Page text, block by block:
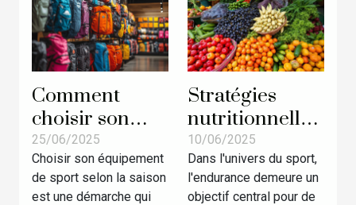
Comment
choisir son
équipement de
sport selon la
saison ?
25/06/2025
Choisir son équipement
de sport selon la saison
est une démarche qui
Stratégies
nutritionnelles
pour booster
l'endurance
des sportifs
10/06/2025
Dans l'univers du sport,
l'endurance demeure un
objectif central pour de